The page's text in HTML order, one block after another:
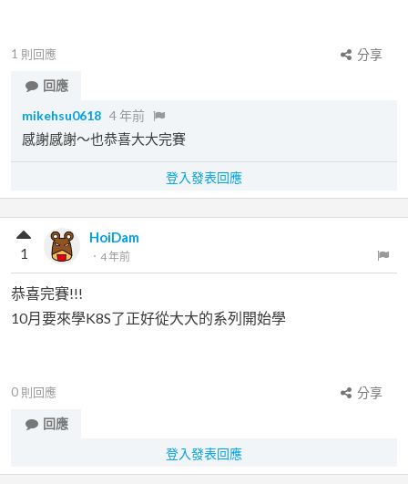
1 則回應
分享
回應
mikehsu0618 4 年前
感謝感謝～也恭喜大大完賽
登入發表回應
HoiDam
． 4 年前
1
恭喜完賽!!!
10月要來學K8S了正好從大大的系列開始學
0 則回應
分享
回應
登入發表回應